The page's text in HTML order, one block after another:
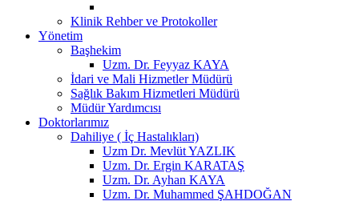
Klinik Rehber ve Protokoller
Yönetim
Başhekim
Uzm. Dr. Feyyaz KAYA
İdari ve Mali Hizmetler Müdürü
Sağlık Bakım Hizmetleri Müdürü
Müdür Yardımcısı
Doktorlarımız
Dahiliye ( İç Hastalıkları)
Uzm Dr. Mevlüt YAZLIK
Uzm. Dr. Ergin KARATAŞ
Uzm. Dr. Ayhan KAYA
Uzm. Dr. Muhammed ŞAHDOĞAN